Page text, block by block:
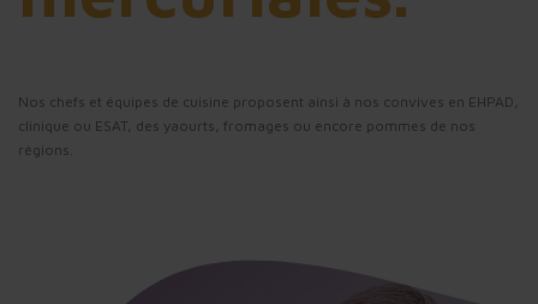
Nos chefs et équipes de cuisine proposent ainsi à nos convives en EHPAD,
clinique ou ESAT, des yaourts, fromages ou encore pommes de nos
régions.